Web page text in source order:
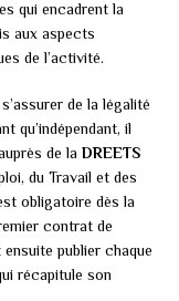
qui encadrent la
aux aspects
de l’activité.
de la légalité
qu’indépendant, il
de la DREETS
du Travail et des
obligatoire dès la
contrat de
publier chaque
récapitule son